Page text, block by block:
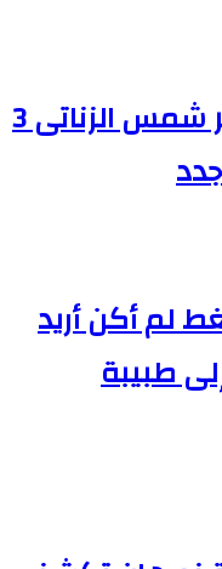
محمد إمام يستأنف تصوير شمس الزناتى 3
لم أكن أريد
طبيبة